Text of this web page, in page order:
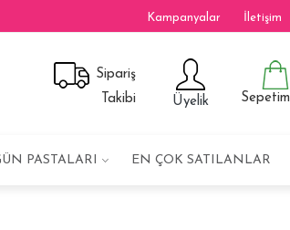
Kampanyalar İletişim
Sipariş
Takibi
Üyelik Sepetim
PASTALARI EN ÇOK SATILANLAR